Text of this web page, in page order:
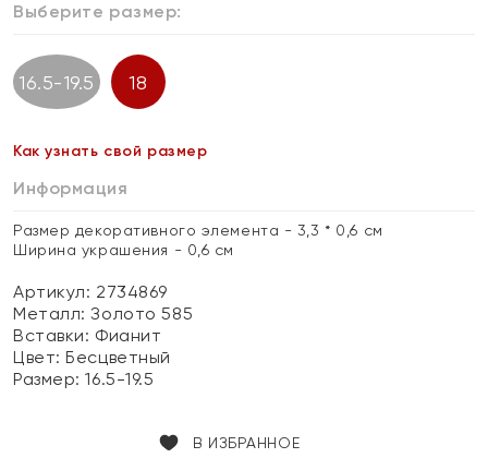
Выберите размер:
16.5-19.5 18
Как узнать свой размер
Информация
Размер декоративного элемента - 3,3 * 0,6 см
Ширина украшения - 0,6 см
Артикул: 2734869
Металл:Золото 585
Вставки: Фианит
Цвет:Бесцветный
Размер:16.5-19.5
В ИЗБРАННОЕ